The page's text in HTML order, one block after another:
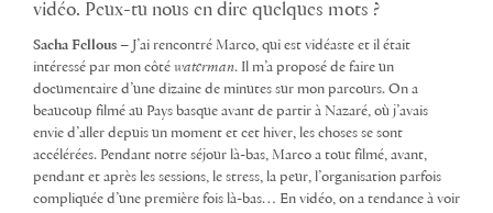
vidéo. Peux-tu nous en dire quelques mots ?
Sacha Fellous – J’ai rencontré Marco, qui est vidéaste et il était
intéressé par mon côté waterman. Il m’a proposé de faire un
documentaire d’une dizaine de minutes sur mon parcours. On a
beaucoup filmé au Pays basque avant de partir à Nazaré, où j’avais
envie d’aller depuis un moment et cet hiver, les choses se sont
accélérées. Pendant notre séjour là-bas, Marco a tout filmé, avant,
pendant et après les sessions, le stress, la peur, l’organisation parfois
compliquée d’une première fois là-bas… En vidéo, on a tendance à voir